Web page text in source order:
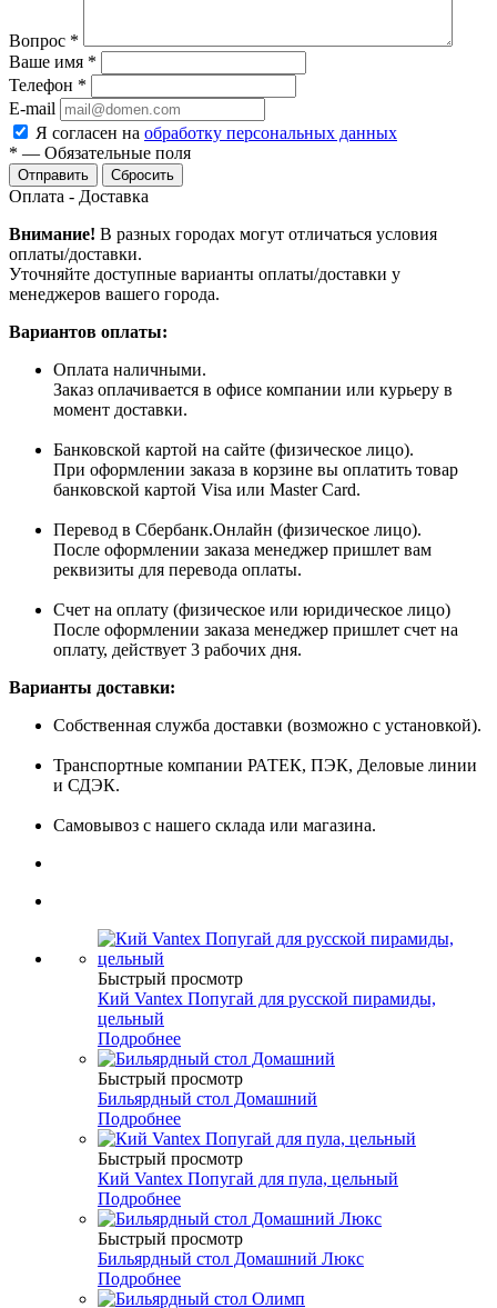
Вопрос *
Ваше имя *
Телефон *
E-mail
Я согласен на обработку персональных данных
* — Обязательные поля
Сбросить
Оплата - Доставка
Внимание! В разных городах могут отличаться условия
оплаты/доставки.
Уточняйте доступные варианты оплаты/доставки у
менеджеров вашего города.
Вариантов оплаты:
Оплата наличными.
Заказ оплачивается в офисе компании или курьеру в
момент доставки.
Банковской картой на сайте (физическое лицо).
При оформлении заказа в корзине вы оплатить товар
банковской картой Visa или Master Card.
Перевод в Сбербанк.Онлайн (физическое лицо).
После оформлении заказа менеджер пришлет вам
реквизиты для перевода оплаты.
Счет на оплату (физическое или юридическое лицо)
После оформлении заказа менеджер пришлет счет на
оплату, действует 3 рабочих дня.
Варианты доставки:
Собственная служба доставки (возможно с установкой).
Транспортные компании РАТЕК, ПЭК, Деловые линии
и СДЭК.
Самовывоз с нашего склада или магазина.
Быстрый просмотр
Кий Vantex Попугай для русской пирамиды,
цельный
Подробнее
Быстрый просмотр
Бильярдный стол Домашний
Подробнее
Быстрый просмотр
Кий Vantex Попугай для пула, цельный
Подробнее
Быстрый просмотр
Бильярдный стол Домашний Люкс
Подробнее